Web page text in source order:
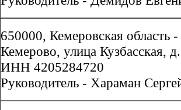
650000, Кемеровская область -
Кемерово, улица Кузбасская,
ИНН 4205284720
Руководитель - Хараман